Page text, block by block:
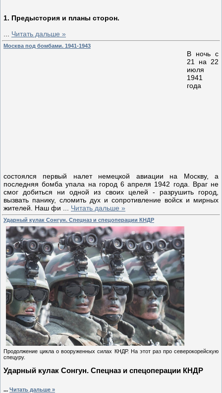
1. Предыстория и планы сторон.
Читать дальше »
Москва под бомбами. 1941-1943
В ночь с
21 на 22
июля
1941
года
состоялся первый налет немецкой авиации на Москву, а
последняя бомба упала на город 6 апреля 1942 года. Враг не
смог добиться ни одной из своих целей - разрушить город,
вызвать панику, сломить дух и сопротивление войск и мирных
жителей. Наш фи
Читать дальше »
Ударный кулак Сонгун. Спецназ и спецоперации КНДР
Продолжение цикла о вооруженных силах КНДР. На этот раз про северокорейскую
спецуру.
Ударный кулак Сонгун. Спецназ и спецоперации КНДР
... Читать дальше »